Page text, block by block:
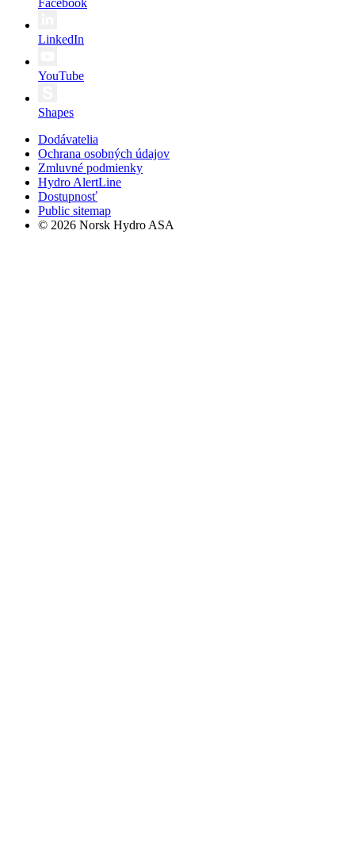
Facebook
LinkedIn
YouTube
Shapes
Dodávatelia
Ochrana osobných údajov
Zmluvné podmienky
Hydro AlertLine
Dostupnosť
Public sitemap
© 2026 Norsk Hydro ASA